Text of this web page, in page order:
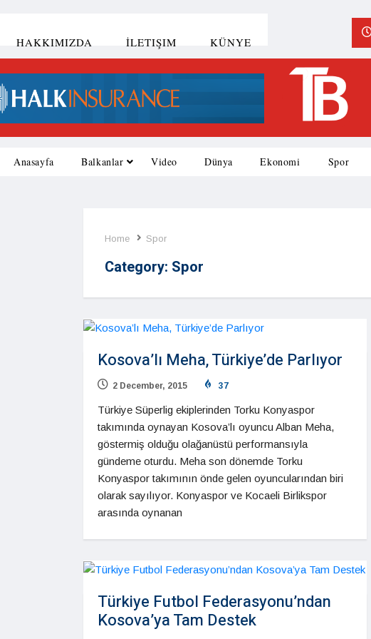
HAKKIMIZDA İLETIŞIM KÜNYE
Anasayfa Balkanlar Video Dünya Ekonomi Spor
Home Spor
Category: Spor
Kosova’lı Meha, Türkiye’de Parlıyor
2 December, 2015 37
Türkiye Süperlig ekiplerinden Torku Konyaspor
takımında oynayan Kosova’lı oyuncu Alban Meha,
göstermiş olduğu olağanüstü performansıyla
gündeme oturdu. Meha son dönemde Torku
Konyaspor takımının önde gelen oyuncularından biri
olarak sayılıyor. Konyaspor ve Kocaeli Birlikspor
arasında oynanan
Türkiye Futbol Federasyonu’ndan
Kosova’ya Tam Destek